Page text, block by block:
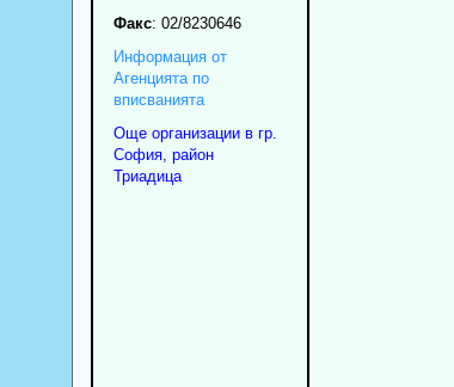
Факс: 02/8230646
Информация от
Агенцията по
вписванията
Още организации в гр.
София, район
Триадица